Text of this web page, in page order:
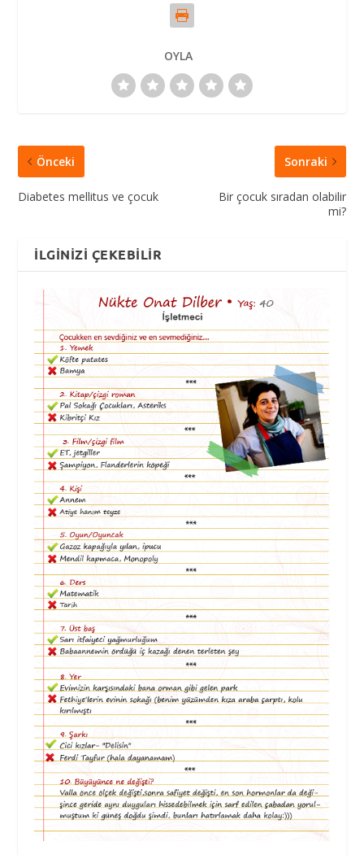
OYLA
Önceki
Diabetes mellitus ve çocuk
Sonraki
Bir çocuk sıradan olabilir
mi?
İLGINIZI ÇEKEBILIR